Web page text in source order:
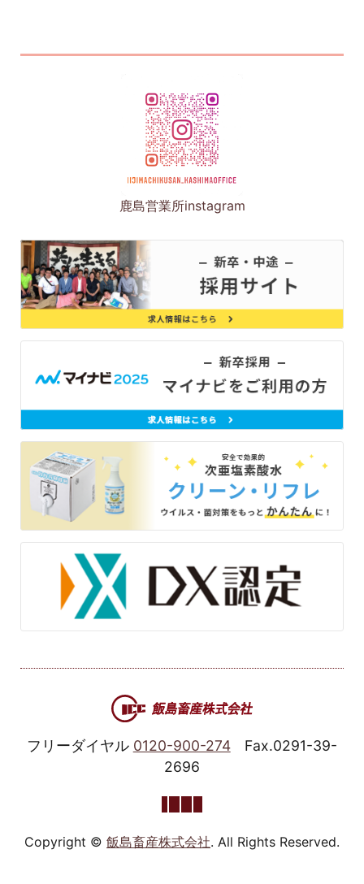
鹿島営業所instagram
フリーダイヤル 0120-900-274
Fax.0291-39-
2696
Copyright © 飯島畜産株式会社. All Rights Reserved.